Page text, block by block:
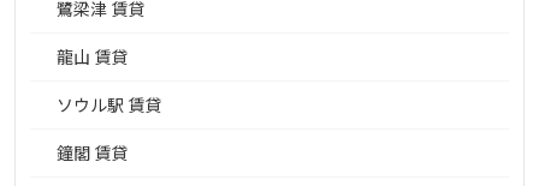
鷺梁津 賃貸
龍山 賃貸
ソウル駅 賃貸
鐘閣 賃貸